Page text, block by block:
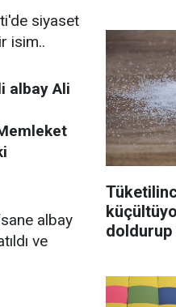
siyaset
isim..
albay Ali
albay
ve
doldurup